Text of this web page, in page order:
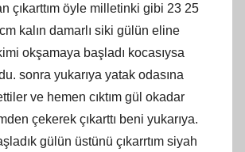
çıkarttım öyle milletinki gibi 23 25
kalın damarlı siki gülün eline
okşamaya başladı kocasıysa
sonra yukarıya yatak odasına
ve hemen cıktım gül okadar
çekerek çıkarttı beni yukarıya.
gülün üstünü çıkarrtım siyah